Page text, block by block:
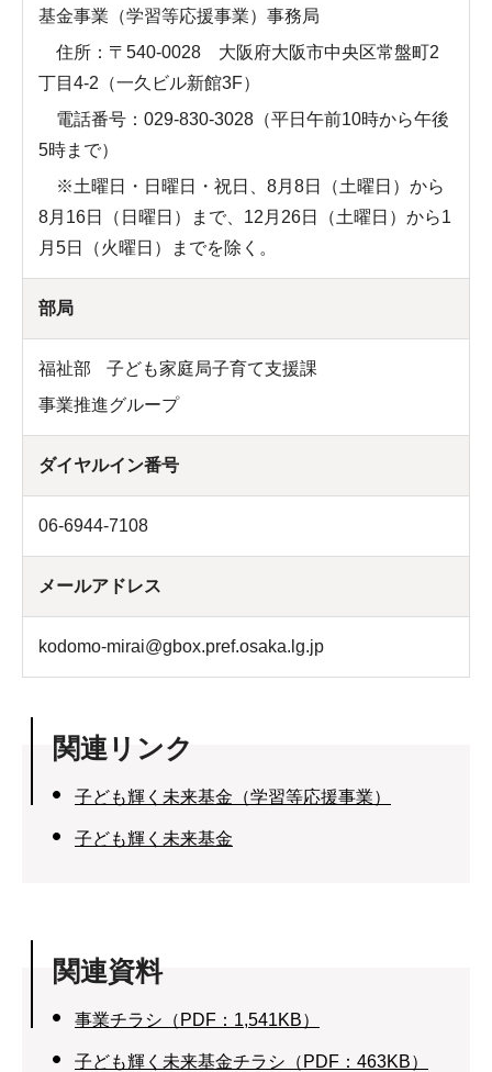
基金事業（学習等応援事業）事務局
住所：〒540-0028 大阪府大阪市中央区常盤町2
丁目4-2（一久ビル新館3F）
電話番号：029-830-3028（平日午前10時から午後
5時まで）
※土曜日・日曜日・祝日、8月8日（土曜日）から
8月16日（日曜日）まで、12月26日（土曜日）から1
月5日（火曜日）までを除く。
部局
福祉部
子ども家庭局子育て支援課
事業推進グループ
ダイヤルイン番号
06-6944-7108
メールアドレス
kodomo-mirai@gbox.pref.osaka.lg.jp
関連リンク
子ども輝く未来基金（学習等応援事業）
子ども輝く未来基金
関連資料
事業チラシ（PDF：1,541KB）
子ども輝く未来基金チラシ（PDF：463KB）